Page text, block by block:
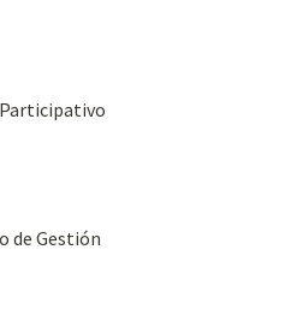
de Gestión